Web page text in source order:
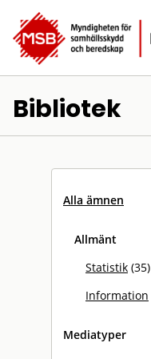
Bibliotek
Alla ämnen
Allmänt
Statistik (35)
Information
Mediatyper